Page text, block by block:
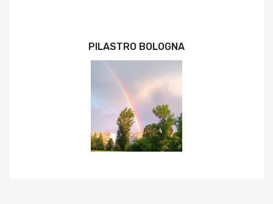
PILASTRO BOLOGNA